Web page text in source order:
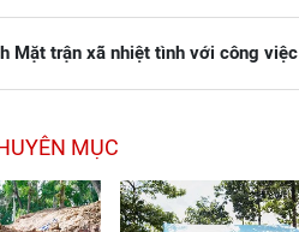
Mặt trận xã nhiệt tình với công việc
MỤC